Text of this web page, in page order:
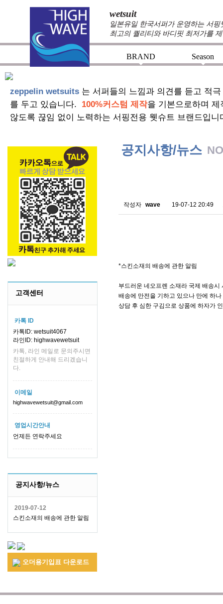
wetsuit
일본유일 한국서퍼가 운영하는 서
최고의 퀄리티와 바디핏 최저가를
BRAND
Season
zeppelin wetsuits 는 서퍼들의 느낌과 의견를 듣고 적
를 두고 있습니다. 100%커스텀 제작을 기본으로하며
않도록 끊임 없이 노력하는 서핑전용 웻슈트 브랜드입니
고객센터
카톡 ID
카톡ID: wetsuit4067
라인ID: highwavewetsuit
카톡, 라인 메일로 문의주시면
친절하게 안내해 드리겠습니
다.
이메일
highwavewetsuit@gmail.com
영업시간안내
언제든 연락주세요
공지사항/뉴스
2019-07-12
스킨소재의 배송에 관한 알림
오더용기입표 다운로드
공지사항/뉴스
작성자 wave 19-07-12 20:49
*스킨소재의 배송에 관한 알림
부드러운 네오프렌 소재라 국제 배송
배송에 만전을 기하고 있으나 만에 하
상담 후 심한 구김으로 상품에 하자가